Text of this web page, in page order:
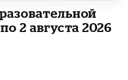
2 августа 2026